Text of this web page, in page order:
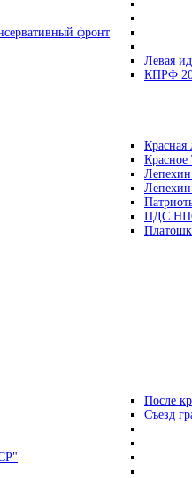
фронт
Левая
КПРФ
Красная
ПДС
После
Съезд